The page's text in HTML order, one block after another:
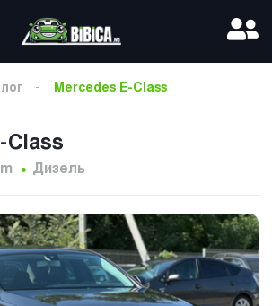
Mercedes E-Class
Class
Дизель